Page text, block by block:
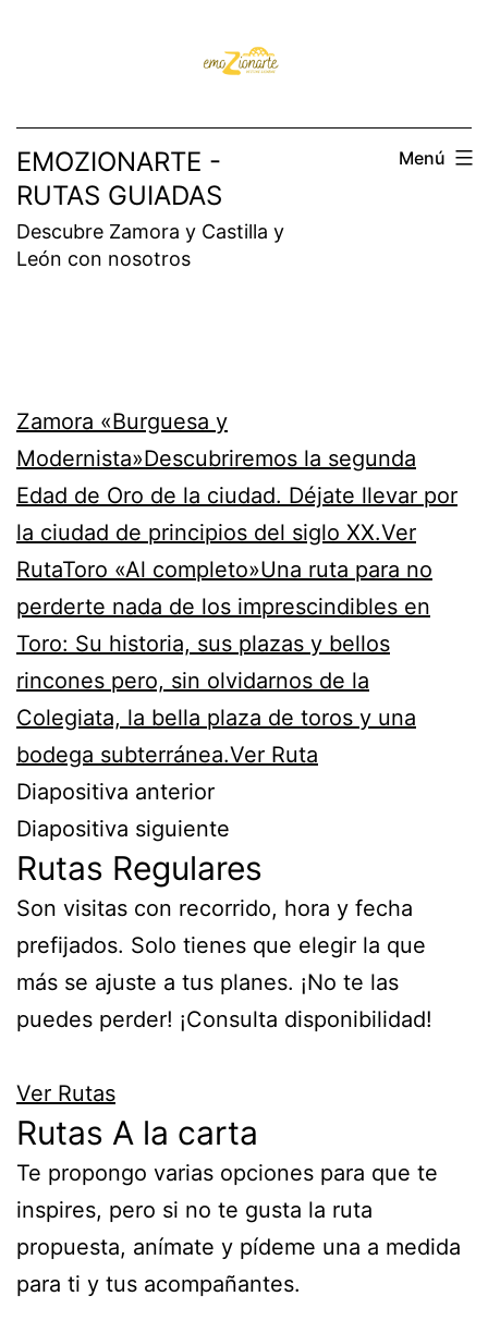
EMOZIONARTE -
RUTAS GUIADAS
Descubre Zamora y Castilla y
León con nosotros
Menú
Zamora «Burguesa y
Modernista»Descubriremos la segunda
Edad de Oro de la ciudad. Déjate llevar por
la ciudad de principios del siglo XX.Ver
RutaToro «Al completo»Una ruta para no
perderte nada de los imprescindibles en
Toro: Su historia, sus plazas y bellos
rincones pero, sin olvidarnos de la
Colegiata, la bella plaza de toros y una
bodega subterránea.Ver Ruta
Diapositiva anterior
Diapositiva siguiente
Rutas Regulares
Son visitas con recorrido, hora y fecha
prefijados. Solo tienes que elegir la que
más se ajuste a tus planes. ¡No te las
puedes perder! ¡Consulta disponibilidad!
Ver Rutas
Rutas A la carta
Te propongo varias opciones para que te
inspires, pero si no te gusta la ruta
propuesta, anímate y pídeme una a medida
para ti y tus acompañantes.